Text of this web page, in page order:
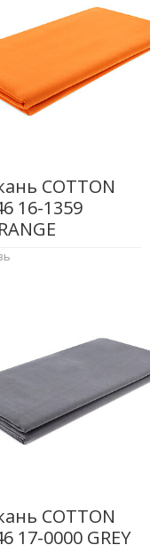
COTTON
16-1359
COTTON
17-0000 GREY